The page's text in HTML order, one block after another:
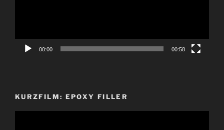
00:00 00:58
KURZFILM: EPOXY FILLER